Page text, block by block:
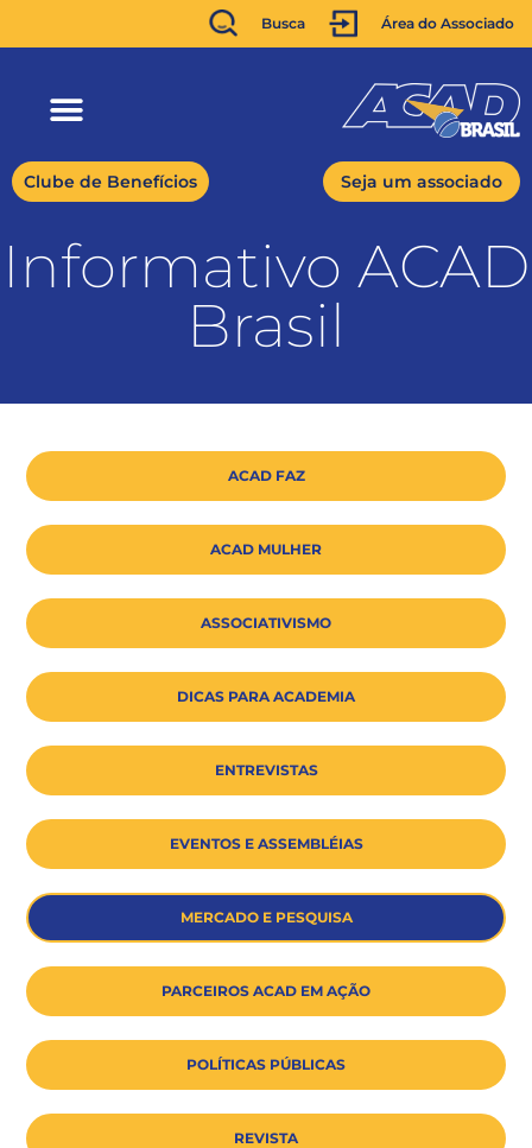
Busca Área do Associado
Clube de Benefícios Seja um associado
Informativo ACAD
Brasil
ACAD FAZ
ACAD MULHER
ASSOCIATIVISMO
DICAS PARA ACADEMIA
ENTREVISTAS
EVENTOS E ASSEMBLÉIAS
MERCADO E PESQUISA
PARCEIROS ACAD EM AÇÃO
POLÍTICAS PÚBLICAS
REVISTA